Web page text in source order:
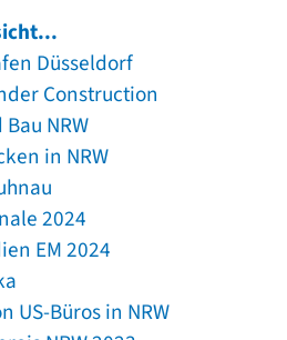
Düsseldorf
Construction
NRW
in NRW
2024
EM 2024
US-Büros in NRW